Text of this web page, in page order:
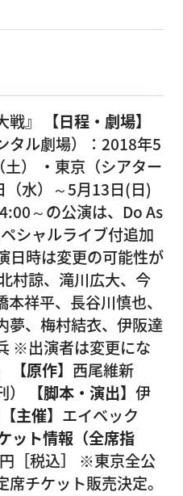
』
【日程・劇場】
タル劇場）：2018年5
） ・東京（シアター
水）～5月13日(日)
～の公演は、Do As
シャルライブ付追加
日時は変更の可能性が
村諒、滝川広大、今
祥平、長谷川慎也、
夢、梅村結衣、伊阪達
※出演者は変更にな
【原作】 西尾維新
【脚本・演出】 伊
【主催】 エイベック
ケット情報（全席指
［税込］ ※東京全公
チケット販売決定。